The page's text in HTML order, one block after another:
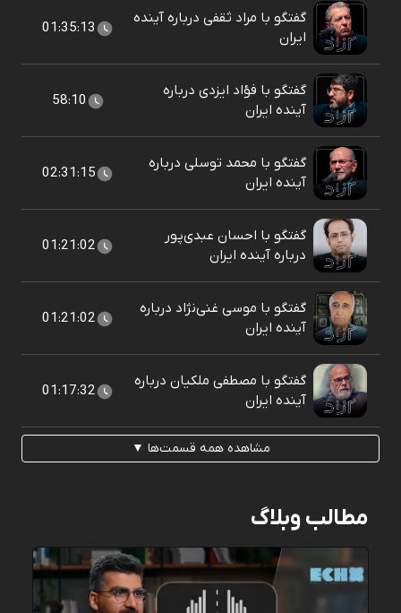
گفتگو با مراد ثقفی درباره آینده
ایران
01:35:13
گفتگو با فؤاد ایزدی درباره
آینده ایران
58:10
گفتگو با محمد توسلی درباره
آینده ایران
02:31:15
گفتگو با احسان عبدی‌پور
درباره آینده ایران
01:21:02
گفتگو با موسی غنی‌نژاد درباره
آینده ایران
01:21:02
گفتگو با مصطفی ملکیان درباره
آینده ایران
01:17:32
مشاهده همه قسمت‌ها ▼
مطالب وبلاگ